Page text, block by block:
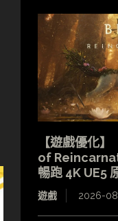
【遊戲優化
of
暢跑 4K UE5
遊戲 2026-